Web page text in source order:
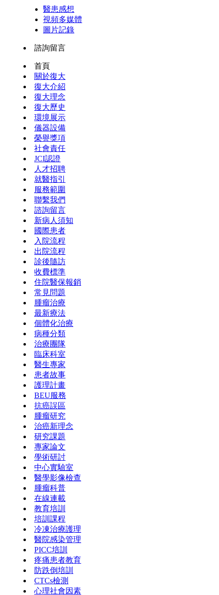
醫患感想
視頻多媒體
圖片記錄
諮詢留言
首頁
關於復大
復大介紹
復大理念
復大歷史
環境展示
儀器設備
榮譽獎項
社會責任
JCI認證
人才招聘
就醫指引
服務範圍
聯繫我們
諮詢留言
新病人須知
國際患者
入院流程
出院流程
診後隨訪
收費標準
住院醫保報銷
常見問題
腫瘤治療
最新療法
個體化治療
病種分類
治療團隊
臨床科室
醫生專家
患者故事
護理計畫
BEU服務
抗癌誤區
腫瘤研究
治癌新理念
研究課題
專家論文
學術研討
中心實驗室
醫學影像檢查
腫瘤科普
在線連載
教育培訓
培訓課程
冷凍治療護理
醫院感染管理
PICC培訓
疼痛患者教育
防跌倒培訓
CTCs檢測
心理社會因素